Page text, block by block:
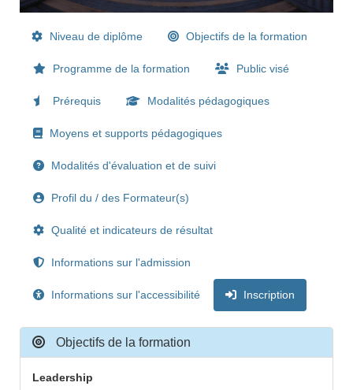
Niveau de diplôme Objectifs de la formation
Programme de la formation Public visé
Prérequis Modalités pédagogiques
Moyens et supports pédagogiques
Modalités d'évaluation et de suivi
Profil du / des Formateur(s)
Qualité et indicateurs de résultat
Informations sur l'admission
Informations sur l'accessibilité Inscription
Objectifs de la formation
Leadership